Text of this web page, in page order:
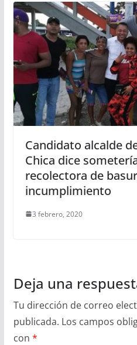
Candidato alcalde
Chica dice
recolectora de
incumplimiento
3 febrero, 2020
Deja una
Tu dirección de correo
publicada. Los campos
con *